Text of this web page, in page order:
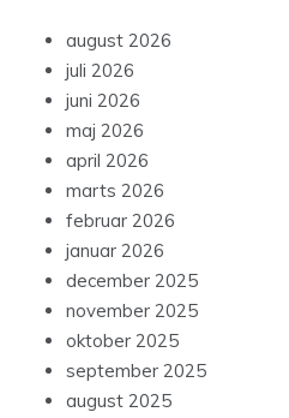
august 2026
juli 2026
juni 2026
maj 2026
april 2026
marts 2026
februar 2026
januar 2026
december 2025
november 2025
oktober 2025
september 2025
august 2025